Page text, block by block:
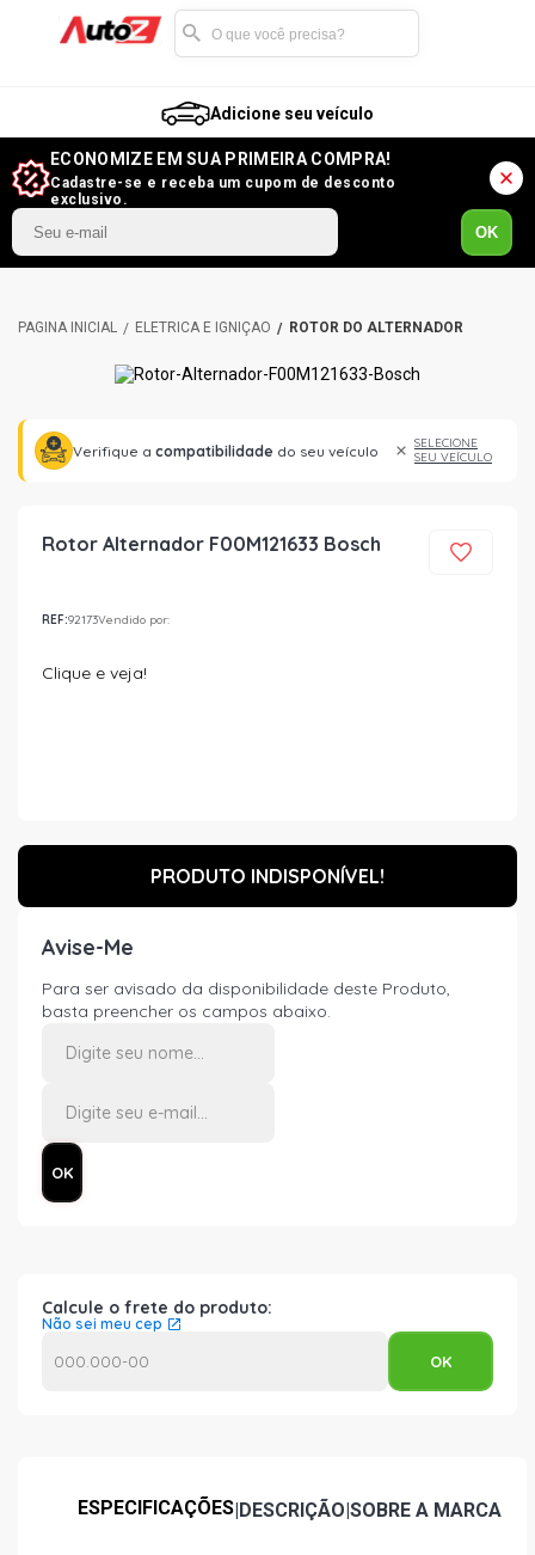
Adicione seu veículo
ECONOMIZE EM SUA PRIMEIRA COMPRA!
Cadastre-se e receba um cupom de desconto
exclusivo.
OK
ELÉTRICA E IGNIÇÃO ROTOR DO ALTERNADOR
Verifique a compatibilidade do seu veículo
SELECIONE
SEU VEÍCULO
Rotor Alternador F00M121633 Bosch
REF:92173Vendido por:
Clique e veja!
PRODUTO INDISPONÍVEL!
Avise-Me
Para ser avisado da disponibilidade deste Produto,
basta preencher os campos abaixo.
Calcule o frete do produto:
Não sei meu cep
ESPECIFICAÇÕES|DESCRIÇÃO|SOBRE A MARCA